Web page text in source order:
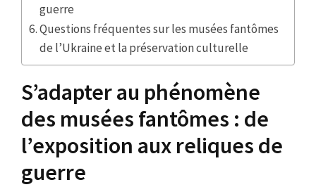
guerre
Questions fréquentes sur les musées fantômes
de l’Ukraine et la préservation culturelle
S’adapter au phénomène
des musées fantômes : de
l’exposition aux reliques de
guerre